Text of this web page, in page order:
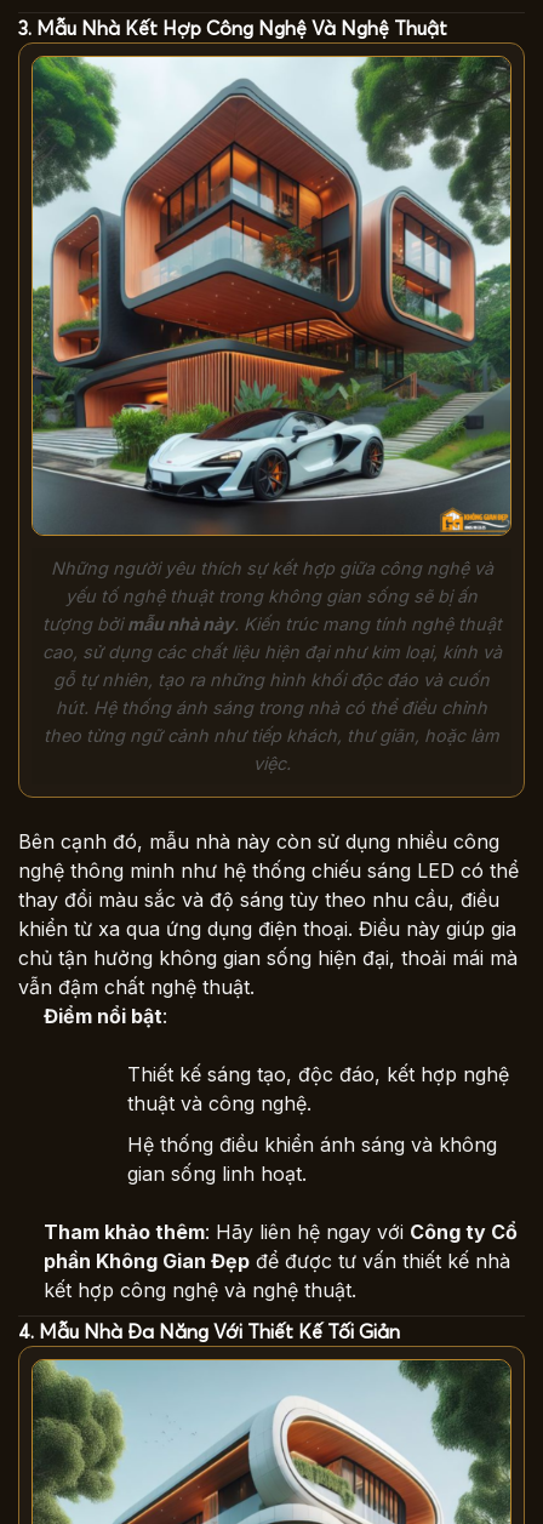
3. Mẫu Nhà Kết Hợp Công Nghệ Và Nghệ Thuật
Những người yêu thích sự kết hợp giữa công nghệ và
yếu tố nghệ thuật trong không gian sống sẽ bị ấn
tượng bởimẫu nhà này. Kiến trúc mang tính nghệ thuật
cao, sử dụng các chất liệu hiện đại như kim loại, kính và
gỗ tự nhiên, tạo ra những hình khối độc đáo và cuốn
hút. Hệ thống ánh sáng trong nhà có thể điều chỉnh
theo từng ngữ cảnh như tiếp khách, thư giãn, hoặc làm
việc.
Bên cạnh đó, mẫu nhà này còn sử dụng nhiều công
nghệ thông minh như hệ thống chiếu sáng LED có thể
thay đổi màu sắc và độ sáng tùy theo nhu cầu, điều
khiển từ xa qua ứng dụng điện thoại. Điều này giúp gia
chủ tận hưởng không gian sống hiện đại, thoải mái mà
vẫn đậm chất nghệ thuật.
Điểm nổi bật:
Thiết kế sáng tạo, độc đáo, kết hợp nghệ
thuật và công nghệ.
Hệ thống điều khiển ánh sáng và không
gian sống linh hoạt.
Tham khảo thêm: Hãy liên hệ ngay với Công ty Cổ
phần Không Gian Đẹpđể được tư vấn thiết kế nhà
kết hợp công nghệ và nghệ thuật.
4. Mẫu Nhà Đa Năng Với Thiết Kế Tối Giản